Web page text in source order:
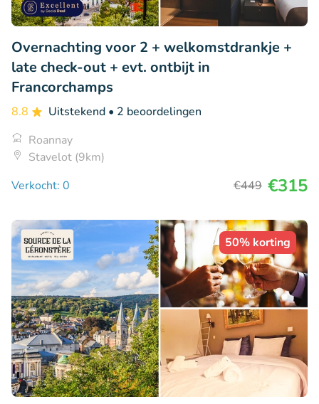
Overnachting voor 2 + welkomstdrankje +
late check-out + evt. ontbijt in
Francorchamps
8.8 Uitstekend • 2 beoordelingen
Roannay
Stavelot (9km)
Verkocht: 0
€449 €315
50% korting